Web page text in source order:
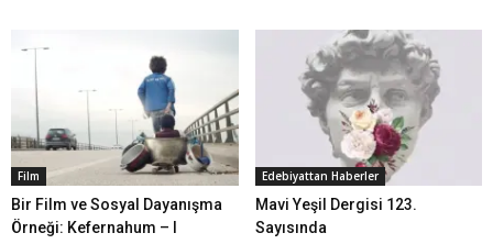
Film
Bir Film ve Sosyal Dayanışma
Örneği: Kefernahum – I
Edebiyattan Haberler
Mavi Yeşil Dergisi 123.
Sayısında